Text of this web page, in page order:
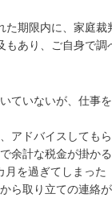
期限内に、家庭裁
もあり、ご自身で
ていないが、仕事
アドバイスしても
余計な税金が掛か
月を過ぎてしまった
ら取り立ての連絡